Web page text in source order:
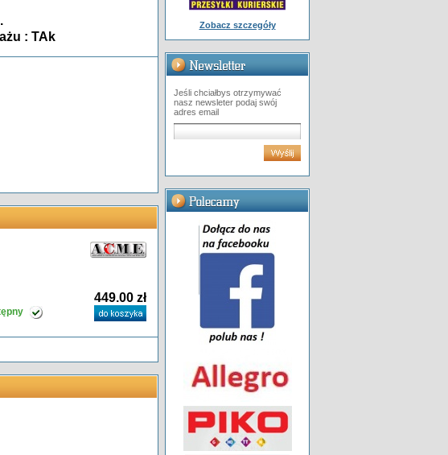
: TAk
449.00 zł
Zobacz szczegóły
Jeśli chciałbys otrzymywać
nasz newsleter podaj swój
adres email